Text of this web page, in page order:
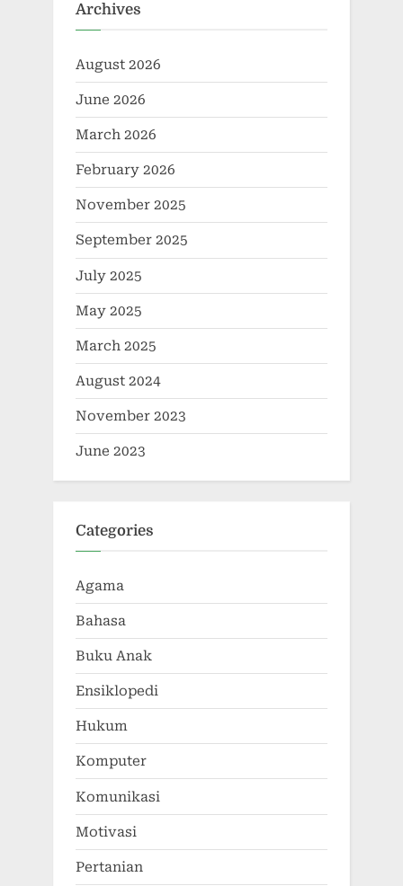
Archives
August 2026
June 2026
March 2026
February 2026
November 2025
September 2025
July 2025
May 2025
March 2025
August 2024
November 2023
June 2023
Categories
Agama
Bahasa
Buku Anak
Ensiklopedi
Hukum
Komputer
Komunikasi
Motivasi
Pertanian